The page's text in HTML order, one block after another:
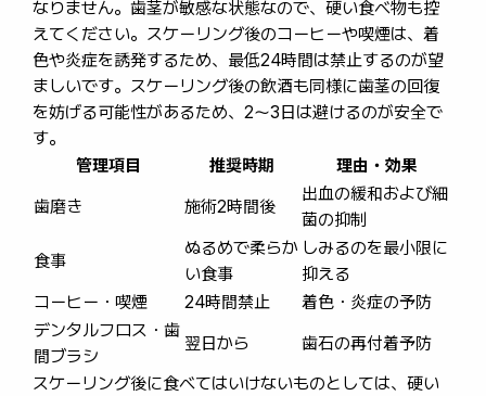
なりません。歯茎が敏感な状態なので、硬い食べ物も控
えてください。スケーリング後のコーヒーや喫煙は、着
色や炎症を誘発するため、最低24時間は禁止するのが望
ましいです。スケーリング後の飲酒も同様に歯茎の回復
を妨げる可能性があるため、2〜3日は避けるのが安全で
す。
管理項目
推奨時期
理由・効果
歯磨き
施術2時間後
出血の緩和および細
菌の抑制
食事
ぬるめで柔らか
い食事
しみるのを最小限に
抑える
コーヒー・喫煙
24時間禁止
着色・炎症の予防
デンタルフロス・歯
間ブラシ
翌日から
歯石の再付着予防
スケーリング後に食べてはいけないものとしては、硬い